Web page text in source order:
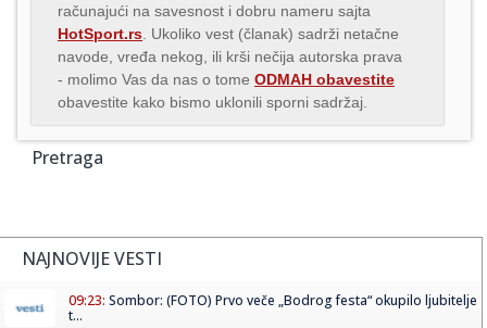
računajući na savesnost i dobru nameru sajta
HotSport.rs . Ukoliko vest (članak) sadrži netačne
navode, vređa nekog, ili krši nečija autorska prava
- molimo Vas da nas o tome ODMAH obavestite
obavestite kako bismo uklonili sporni sadržaj.
Pretraga
NAJNOVIJE VESTI
09:23: Sombor: (FOTO) Prvo veče „Bodrog festa“ okupilo ljubitelje
t...